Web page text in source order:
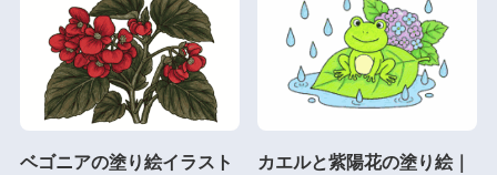
ベゴニアの塗り絵イラスト
カエルと紫陽花の塗り絵｜